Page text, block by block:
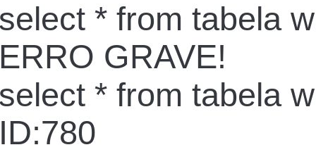
* from tabela
GRAVE!
* from tabela